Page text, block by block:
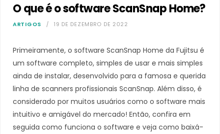
O que é o software ScanSnap Home?
ARTIGOS 19 DE DEZEMBRO DE 2022
Primeiramente, o software ScanSnap Home da Fujitsu é
um software completo, simples de usar e mais simples
ainda de instalar, desenvolvido para a famosa e querida
linha de scanners profissionais ScanSnap. Além disso, é
considerado por muitos usuários como o software mais
intuitivo e amigável do mercado! Então, confira em
seguida como funciona o software e veja como baixá-